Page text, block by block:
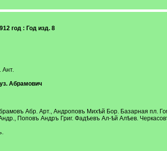
год : Год изд. 8
Ант.
Абрамович
Абр. Арт., Андроповъ Михѣй Бор. Базарная пл.
Поповъ Андръ Григ. Фадѣевъ Ал-ѣй Алѣев.